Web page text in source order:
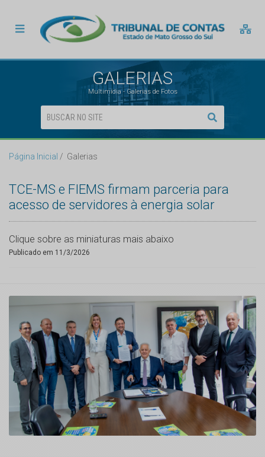
GALERIAS
Multimídia - Galerias de Fotos
Página Inicial Galerias
TCE-MS e FIEMS firmam parceria para
acesso de servidores à energia solar
Clique sobre as miniaturas mais abaixo
Publicado em 11/3/2026